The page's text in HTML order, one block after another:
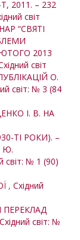
2011. – 232
світ
“СВЯТІ
2013
світ
О.
світ: № 3 (84
І. В. НА
ТІ РОКИ). –
Ю.
світ: № 1 (90)
, Східний
Східний світ: №